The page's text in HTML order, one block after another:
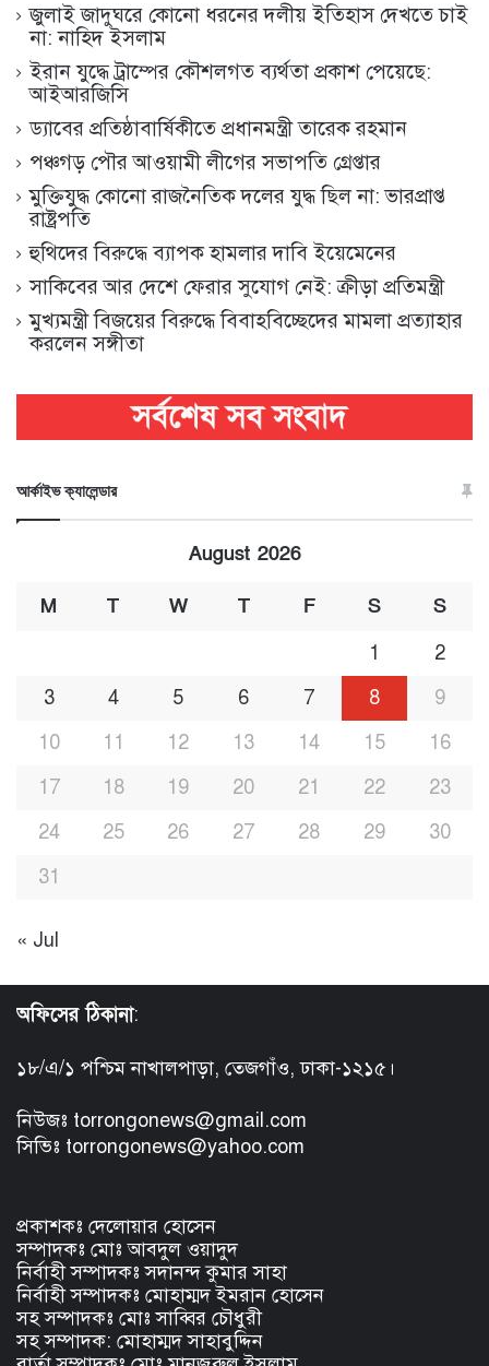
জুলাই জাদুঘরে কোনো ধরনের দলীয় ইতিহাস দেখতে চাই
না: নাহিদ ইসলাম
ইরান যুদ্ধে ট্রাম্পের কৌশলগত ব্যর্থতা প্রকাশ পেয়েছে:
আইআরজিসি
ড্যাবের প্রতিষ্ঠাবার্ষিকীতে প্রধানমন্ত্রী তারেক রহমান
পঞ্চগড় পৌর আওয়ামী লীগের সভাপতি গ্রেপ্তার
মুক্তিযুদ্ধ কোনো রাজনৈতিক দলের যুদ্ধ ছিল না: ভারপ্রাপ্ত
রাষ্ট্রপতি
হুথিদের বিরুদ্ধে ব্যাপক হামলার দাবি ইয়েমেনের
সাকিবের আর দেশে ফেরার সুযোগ নেই: ক্রীড়া প্রতিমন্ত্রী
মুখ্যমন্ত্রী বিজয়ের বিরুদ্ধে বিবাহবিচ্ছেদের মামলা প্রত্যাহার
করলেন সঙ্গীতা
আর্কাইভ ক্যালেন্ডার
August 2026
M T W T F S S
1
2
3
4 5 6 7 8
9
10
11 12 13 14 15
16
17
18 19 20 21 22
23
24
25 26 27 28 29
30
31
« Jul
অফিসের ঠিকানা:
১৮/এ/১ পশ্চিম নাখালপাড়া, তেজগাঁও, ঢাকা-১২১৫।
নিউজঃ torrongonews@gmail.com
সিভিঃ torrongonews@yahoo.com
প্রকাশকঃ দেলোয়ার হোসেন
সম্পাদকঃ মোঃ আবদুল ওয়াদুদ
নির্বাহী সম্পাদকঃ সদানন্দ কুমার সাহা
নির্বাহী সম্পাদকঃ মোহাম্মদ ইমরান হোসেন
সহ সম্পাদকঃ মোঃ সাব্বির চৌধুরী
সহ সম্পাদক: মোহাম্মদ সাহাবুদ্দিন